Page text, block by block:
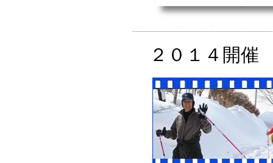
２０１４開催